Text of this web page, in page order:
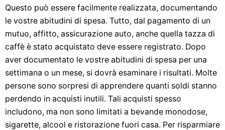
Questo può essere facilmente realizzata, documentando
le vostre abitudini di spesa. Tutto, dal pagamento di un
mutuo, affitto, assicurazione auto, anche quella tazza di
caffè è stato acquistato deve essere registrato. Dopo
aver documentato le vostre abitudini di spesa per una
settimana o un mese, si dovrà esaminare i risultati. Molte
persone sono sorpresi di apprendere quanti soldi stanno
perdendo in acquisti inutili. Tali acquisti spesso
includono, ma non sono limitati a bevande monodose,
sigarette, alcool e ristorazione fuori casa. Per risparmiare